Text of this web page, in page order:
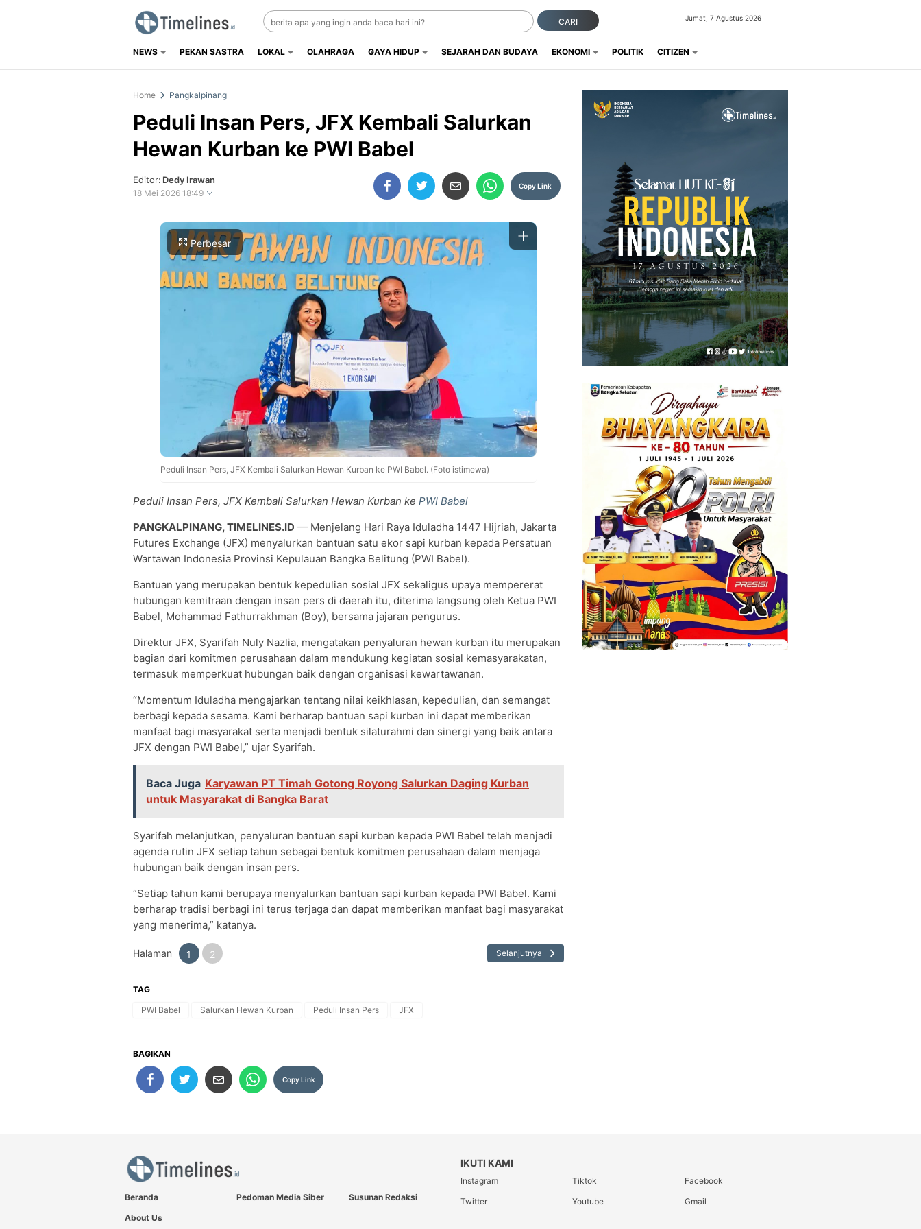
Timelines.id
Media Literasi, Sejarah & Budaya
CARI Jumat, 7 Agustus 2026
NEWS PEKAN SASTRA LOKAL OLAHRAGA GAYA HIDUP SEJARAH DAN BUDAYA EKONOMI POLITIK CITIZEN
Home Pangkalpinang
Peduli Insan Pers, JFX Kembali Salurkan
Hewan Kurban ke PWI Babel
Editor: Dedy Irawan
18 Mei 2026 18:49
Copy Link
Perbesar
Peduli Insan Pers, JFX Kembali Salurkan Hewan Kurban ke PWI Babel. (Foto istimewa)
Peduli Insan Pers, JFX Kembali Salurkan Hewan Kurban ke PWI Babel
PANGKALPINANG, TIMELINES.ID — Menjelang Hari Raya Iduladha 1447 Hijriah, Jakarta
Futures Exchange (JFX) menyalurkan bantuan satu ekor sapi kurban kepada Persatuan
Wartawan Indonesia Provinsi Kepulauan Bangka Belitung (PWI Babel).
Bantuan yang merupakan bentuk kepedulian sosial JFX sekaligus upaya mempererat
hubungan kemitraan dengan insan pers di daerah itu, diterima langsung oleh Ketua PWI
Babel, Mohammad Fathurrakhman (Boy), bersama jajaran pengurus.
Direktur JFX, Syarifah Nuly Nazlia, mengatakan penyaluran hewan kurban itu merupakan
bagian dari komitmen perusahaan dalam mendukung kegiatan sosial kemasyarakatan,
termasuk memperkuat hubungan baik dengan organisasi kewartawanan.
“Momentum Iduladha mengajarkan tentang nilai keikhlasan, kepedulian, dan semangat
berbagi kepada sesama. Kami berharap bantuan sapi kurban ini dapat memberikan
manfaat bagi masyarakat serta menjadi bentuk silaturahmi dan sinergi yang baik antara
JFX dengan PWI Babel,” ujar Syarifah.
Baca Juga Karyawan PT Timah Gotong Royong Salurkan Daging Kurban
untuk Masyarakat di Bangka Barat
Syarifah melanjutkan, penyaluran bantuan sapi kurban kepada PWI Babel telah menjadi
agenda rutin JFX setiap tahun sebagai bentuk komitmen perusahaan dalam menjaga
hubungan baik dengan insan pers.
“Setiap tahun kami berupaya menyalurkan bantuan sapi kurban kepada PWI Babel. Kami
berharap tradisi berbagi ini terus terjaga dan dapat memberikan manfaat bagi masyarakat
yang menerima,” katanya.
Halaman 1 2 Selanjutnya
TAG
PWI Babel
Salurkan Hewan Kurban Peduli Insan Pers JFX
BAGIKAN
Copy Link
Beranda Pedoman Media Siber
Susunan Redaksi
About Us
IKUTI KAMI
Instagram Tiktok
Facebook
Twitter
Youtube Gmail